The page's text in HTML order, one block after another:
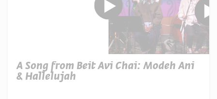
A Song from Beit Avi Chai: Modeh Ani
& Hallelujah